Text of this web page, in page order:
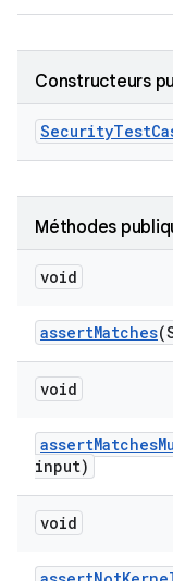
Constructeurs
SecurityTest
Méthodes
void
assertMatches
void
assertMatches
input)
void